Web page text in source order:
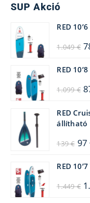
SUP Akció
RED
1.049€
RED
1.099€
RED
állítható
139€ 97
RED
1.449€